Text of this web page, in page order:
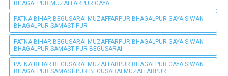
BHAGALPUR MUZAFFARPUR GAYA
PATNA BIHAR BEGUSARAI MUZAFFARPUR BHAGALPUR GAYA SIWAN
BHAGALPUR SAMASTIPUR
PATNA BIHAR BEGUSARAI MUZAFFARPUR BHAGALPUR GAYA SIWAN
BHAGALPUR SAMASTIPUR BEGUSARAI
PATNA BIHAR BEGUSARAI MUZAFFARPUR BHAGALPUR GAYA SIWAN
BHAGALPUR SAMASTIPUR BEGUSARAI MUZAFFARPUR